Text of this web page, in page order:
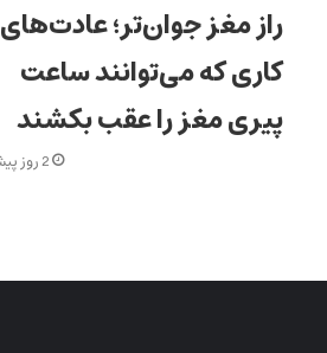
راز مغز جوان‌تر؛ عادت‌های
کاری که می‌توانند ساعت
پیری مغز را عقب بکشند
2 روز پیش